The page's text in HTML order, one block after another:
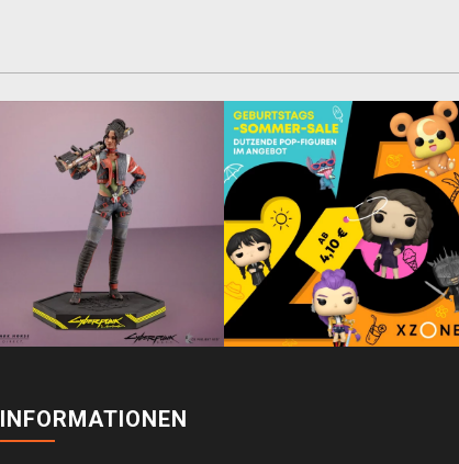
INFORMATIONEN